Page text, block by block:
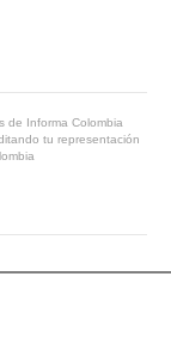
de Informa Colombia
tu representación